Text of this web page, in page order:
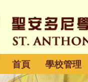
首頁 學校管理